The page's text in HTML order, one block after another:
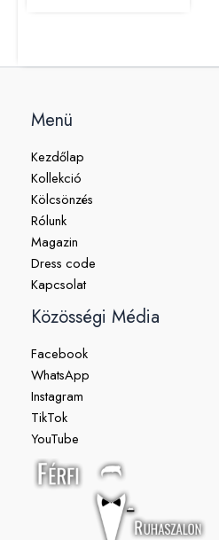
Menü
Kezdőlap
Kollekció
Kölcsönzés
Rólunk
Magazin
Dress code
Kapcsolat
Közösségi Média
Facebook
WhatsApp
Instagram
TikTok
YouTube